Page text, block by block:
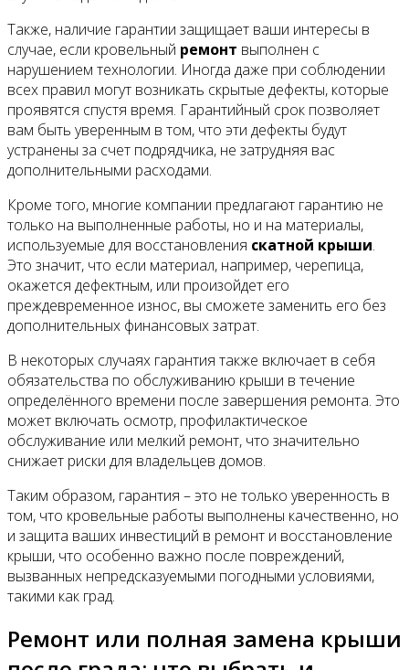
Также, наличие гарантии защищает ваши интересы в
случае, если кровельный ремонт выполнен с
нарушением технологии. Иногда даже при соблюдении
всех правил могут возникать скрытые дефекты, которые
проявятся спустя время. Гарантийный срок позволяет
вам быть уверенным в том, что эти дефекты будут
устранены за счет подрядчика, не затрудняя вас
дополнительными расходами.
Кроме того, многие компании предлагают гарантию не
только на выполненные работы, но и на материалы,
используемые для восстановления скатной крыши.
Это значит, что если материал, например, черепица,
окажется дефектным, или произойдет его
преждевременное износ, вы сможете заменить его без
дополнительных финансовых затрат.
В некоторых случаях гарантия также включает в себя
обязательства по обслуживанию крыши в течение
определённого времени после завершения ремонта. Это
может включать осмотр, профилактическое
обслуживание или мелкий ремонт, что значительно
снижает риски для владельцев домов.
Таким образом, гарантия – это не только уверенность в
том, что кровельные работы выполнены качественно, но
и защита ваших инвестиций в ремонт и восстановление
крыши, что особенно важно после повреждений,
вызванных непредсказуемыми погодными условиями,
такими как град.
Ремонт или полная замена крыши